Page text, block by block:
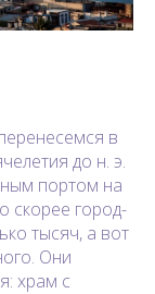
в
до н. э.
портом на
скорее город-
тысяч, а вот
Они
храм с